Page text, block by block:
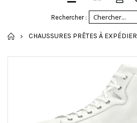
Rechercher :
ACCUEIL
CHAUSSURES PRÊTES À EXPÉDIER